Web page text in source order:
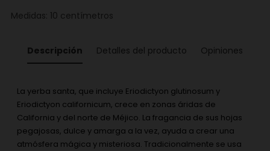
Medidas: 10 centímetros
Descripción Detalles del producto Opiniones
La yerba santa, que incluye Eriodictyon glutinosum y
Eriodictyon californicum, crece en zonas áridas de
California y del norte de Méjico. La fragancia de sus hojas
pegajosas, dulce y amarga a la vez, ayuda a crear una
atmósfera mágica y misteriosa. Tradicionalmente se usa